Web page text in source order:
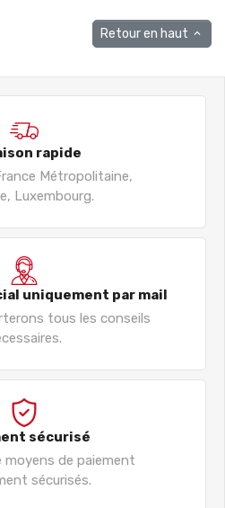
Retour en haut 
rapide
Métropolitaine,
Luxembourg.
uniquement par mail
tous les conseils
sécurisé
moyens de paiement
sécurisés.